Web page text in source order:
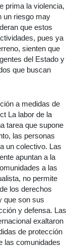
prima la violencia,
un riesgo may
que estos
pues ya
sienten que
del Estado y
que buscan
a medidas de
La labor de la
tarea que supone
las personas
un colectivo. Las
apuntan a la
a las
no permite
los derechos
que son sus
y defensa. Las
exaltaron
de protección
las comunidades